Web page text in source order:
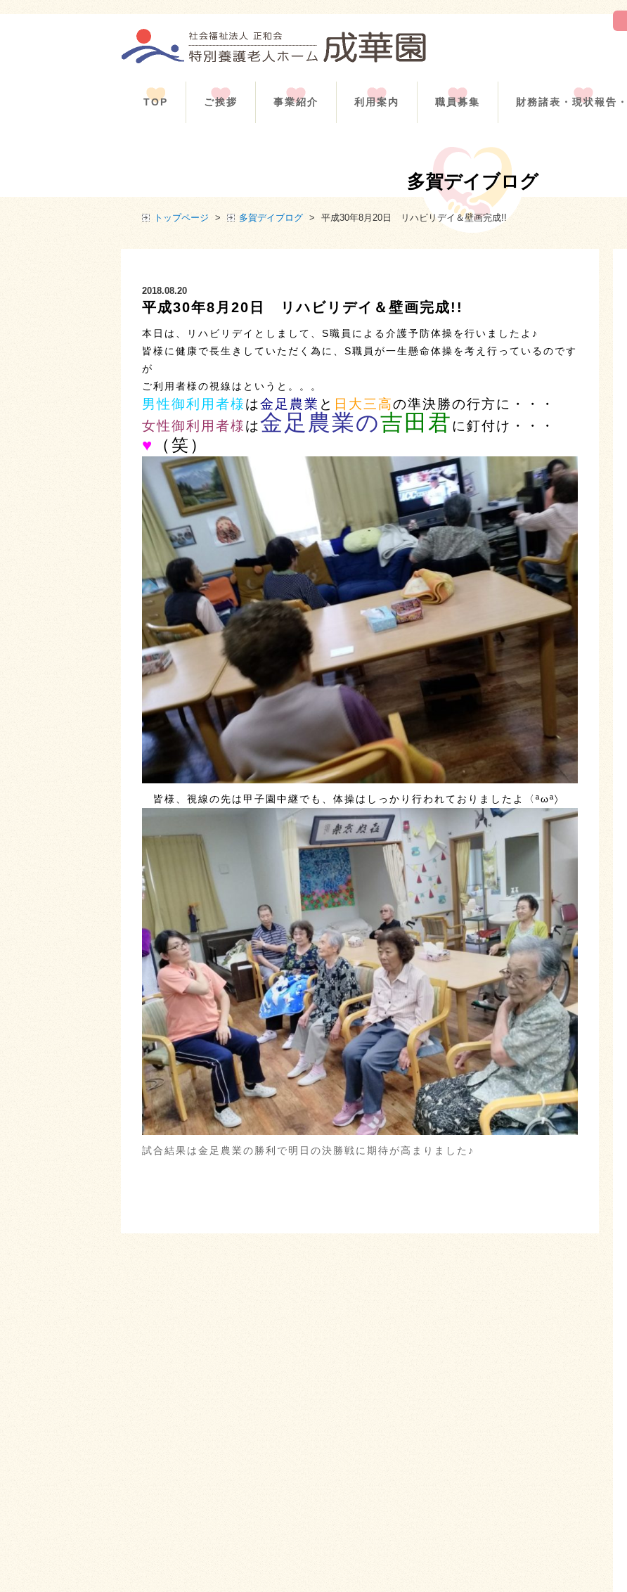
TOP ご挨拶 事業紹介 利用案内 職員募集 財務諸表・現状報告
多賀デイブログ
トップページ > 多賀デイブログ > 平成30年8月20日 リハビリデイ＆壁画完成!!
2018.08.20
平成30年8月20日 リハビリデイ＆壁画完成!!
本日は、リハビリデイとしまして、S職員による介護予防体操を行いましたよ♪
皆様に健康で長生きしていただく為に、S職員が一生懸命体操を考え行っているのです
が
ご利用者様の視線はというと。。。
男性御利用者様は金足農業 と 日大三高の準決勝の行方に・・・
女性御利用者様は金足農業の吉田君に釘付け・・・
♥ （笑）
皆様、視線の先は甲子園中継でも、体操はしっかり行われておりましたよ〈ªωª〉
試合結果は金足農業の勝利で明日の決勝戦に期待が高まりました♪